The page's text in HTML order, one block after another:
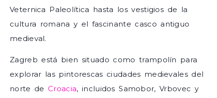
Veternica Paleolítica hasta los vestigios de la
cultura romana y el fascinante casco antiguo
medieval.
Zagreb está bien situado como trampolín para
explorar las pintorescas ciudades medievales del
norte deCroacia, incluidos Samobor, Vrbovec y